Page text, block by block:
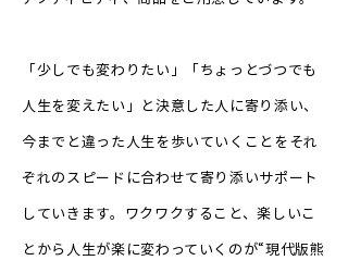
「少しでも変わりたい」「ちょっとづつでも
人生を変えたい」と決意した人に寄り添い、
今までと違った人生を歩いていくことをそれ
ぞれのスピードに合わせて寄り添いサポート
していきます。ワクワクすること、楽しいこ
とから人生が楽に変わっていくのが“現代版熊